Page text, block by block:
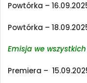
Powtórka –
Powtórka –
Emisja we
Premiera –